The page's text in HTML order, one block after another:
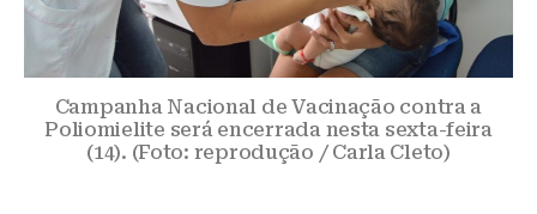
Campanha Nacional de Vacinação contra a
Poliomielite será encerrada nesta sexta-feira
(14). (Foto: reprodução / Carla Cleto)